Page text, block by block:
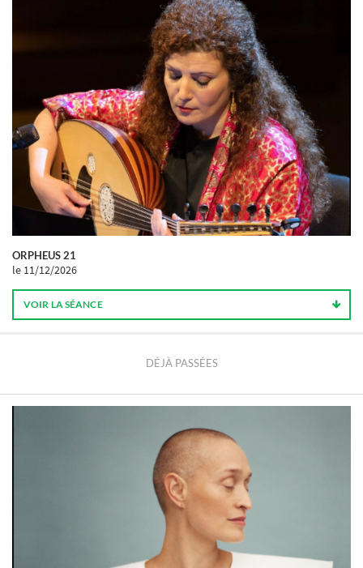
ORPHEUS 21
le 11/12/2026
VOIR LA SÉANCE
DÉJÀ PASSÉES